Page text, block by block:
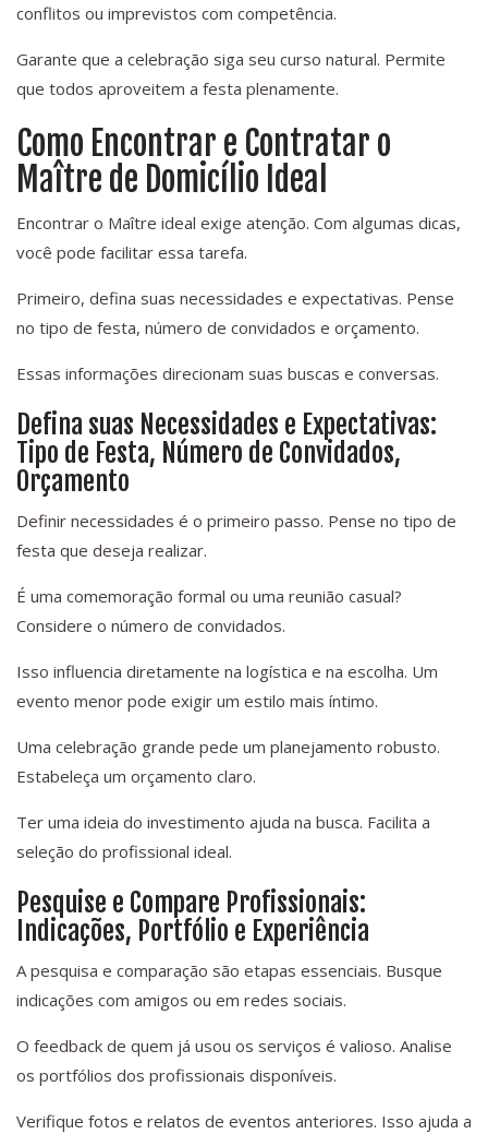
conflitos ou imprevistos com competência.
Garante que a celebração siga seu curso natural. Permite
que todos aproveitem a festa plenamente.
Como Encontrar e Contratar o
Maître de Domicílio Ideal
Encontrar o Maître ideal exige atenção. Com algumas dicas,
você pode facilitar essa tarefa.
Primeiro, defina suas necessidades e expectativas. Pense
no tipo de festa, número de convidados e orçamento.
Essas informações direcionam suas buscas e conversas.
Defina suas Necessidades e Expectativas:
Tipo de Festa, Número de Convidados,
Orçamento
Definir necessidades é o primeiro passo. Pense no tipo de
festa que deseja realizar.
É uma comemoração formal ou uma reunião casual?
Considere o número de convidados.
Isso influencia diretamente na logística e na escolha. Um
evento menor pode exigir um estilo mais íntimo.
Uma celebração grande pede um planejamento robusto.
Estabeleça um orçamento claro.
Ter uma ideia do investimento ajuda na busca. Facilita a
seleção do profissional ideal.
Pesquise e Compare Profissionais:
Indicações, Portfólio e Experiência
A pesquisa e comparação são etapas essenciais. Busque
indicações com amigos ou em redes sociais.
O feedback de quem já usou os serviços é valioso. Analise
os portfólios dos profissionais disponíveis.
Verifique fotos e relatos de eventos anteriores. Isso ajuda a